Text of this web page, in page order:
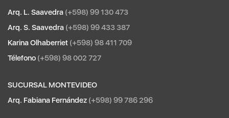
Arq. L. Saavedra (+598) 99 130 473
Arq. S. Saavedra (+598) 99 433 387
Karina Olhaberriet (+598) 98 411 709
Télefono (+598) 98 002 727
SUCURSAL MONTEVIDEO
Arq. Fabiana Fernández (+598) 99 786 296